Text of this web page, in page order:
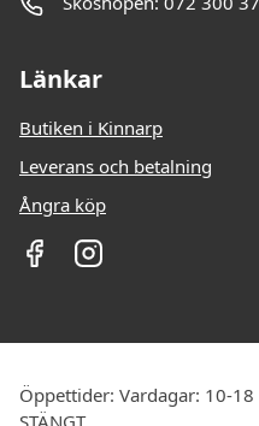
Länkar
Butiken i Kinnarp
Leverans och betalning
Ångra köp
Öppettider: Vardagar: 10-
STÄNGT